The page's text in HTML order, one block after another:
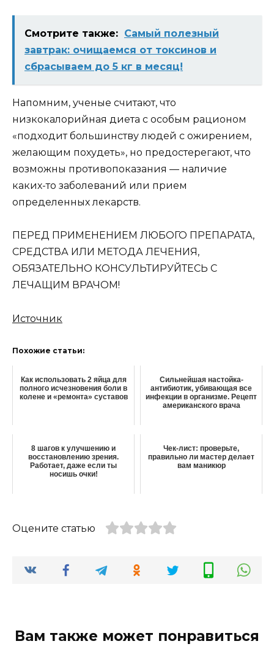
Смотрите также: Самый полезный
завтрак: очищаемся от токсинов и
сбрасываем до 5 кг в месяц!
Напомним, ученые считают, что
низкокалорийная диета с особым рационом
«подходит большинству людей с ожирением,
желающим похудеть», но предостерегают, что
возможны противопоказания — наличие
каких-то заболеваний или прием
определенных лекарств.
ПЕРЕД ПРИМЕНЕНИЕМ ЛЮБОГО ПРЕПАРАТА,
СРЕДСТВА ИЛИ МЕТОДА ЛЕЧЕНИЯ,
ОБЯЗАТЕЛЬНО КОНСУЛЬТИРУЙТЕСЬ С
ЛЕЧАЩИМ ВРАЧОМ!
Источник
Похожие статьи:
Как использовать 2 яйца для
полного исчезновения боли в
колене и «ремонта» суставов
Сильнейшая настойка-
антибиотик, убивающая все
инфекции в организме. Рецепт
американского врача
8 шагов к улучшению и
восстановлению зрения.
Работает, даже если ты
носишь очки!
Чек-лист: проверьте,
правильно ли мастер делает
вам маникюр
Оцените статью
Вам также может понравиться